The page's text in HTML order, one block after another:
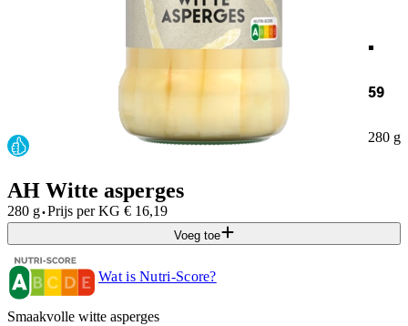
.
59
280 g
AH Witte asperges
280 g·Prijs per KG € 16,19
Voeg toe
Wat is Nutri-Score?
Smaakvolle witte asperges